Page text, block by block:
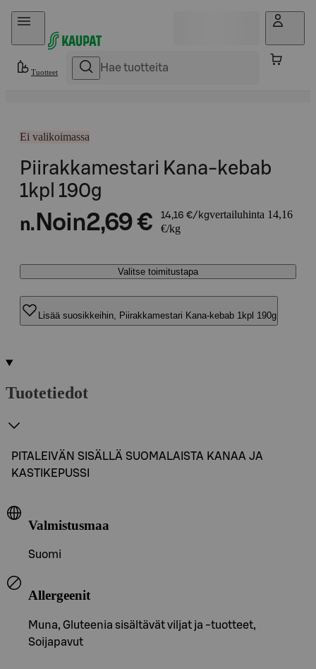
Hyppää sisältöön
Tuotteet
Ei valikoimassa
Piirakkamestari Kana-kebab
1kpl 190g
n. Noin2,69 € 14,16 €/kgvertailuhinta 14,16
€/kg
Valitse toimitustapa
Lisää suosikkeihin, Piirakkamestari Kana-kebab 1kpl 190g
Tuotetiedot
PITALEIVÄN SISÄLLÄ SUOMALAISTA KANAA JA
KASTIKEPUSSI
Valmistusmaa
Suomi
Allergeenit
Muna, Gluteenia sisältävät viljat ja -tuotteet,
Soijapavut